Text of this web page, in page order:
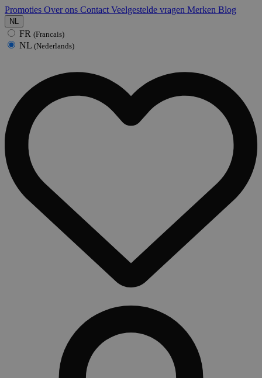
Promoties Over ons Contact Veelgestelde vragen Merken Blog
NL
FR (Francais)
NL (Nederlands)